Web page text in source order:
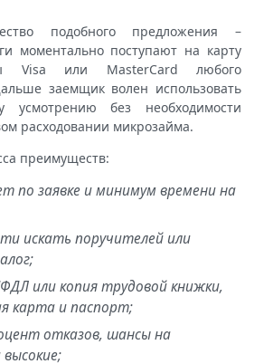
подобного предложения –
моментально поступают на карту
Visa или MasterCard любого
заемщик волен использовать
усмотрению без необходимости
расходовании микрозайма.
преимуществ:
по заявке и минимум времени на
искать поручителей или
или копия трудовой книжки,
карта и паспорт;
отказов, шансы на
высокие;